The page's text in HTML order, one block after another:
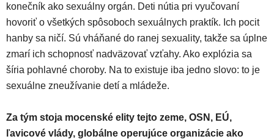
konečník ako sexuálny orgán. Deti nútia pri vyučovaní
hovoriť o všetkých spôsoboch sexuálnych praktík. Ich pocit
hanby sa ničí. Sú vháňané do ranej sexuality, takže sa úplne
zmarí ich schopnosť nadväzovať vzťahy. Ako explózia sa
šíria pohlavné choroby. Na to existuje iba jedno slovo: to je
sexuálne zneužívanie detí a mládeže.
Za tým stoja mocenské elity tejto zeme, OSN, EÚ,
ľavicové vlády, globálne operujúce organizácie ako